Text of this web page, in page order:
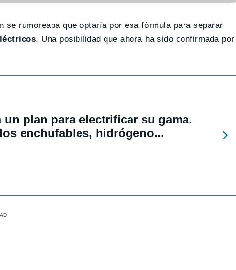
se rumoreaba que optaría por esa fórmula para separar
. Una posibilidad que ahora ha sido confirmada por
un plan para electrificar su gama.
enchufables, hidrógeno...